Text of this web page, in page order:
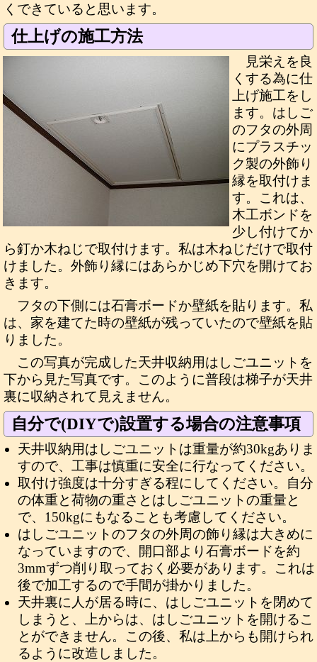
くできていると思います。
仕上げの施工方法
見栄えを良
くする為に仕
上げ施工をし
ます。はしご
のフタの外周
にプラスチッ
ク製の外飾り
縁を取付けま
す。これは、
木工ボンドを
少し付けてか
ら釘か木ねじで取付けます。私は木ねじだけで取付
けました。外飾り縁にはあらかじめ下穴を開けてお
きます。
フタの下側には石膏ボードか壁紙を貼ります。私
は、家を建てた時の壁紙が残っていたので壁紙を貼
りました。
この写真が完成した天井収納用はしごユニットを
下から見た写真です。このように普段は梯子が天井
裏に収納されて見えません。
自分で(DIYで)設置する場合の注意事項
天井収納用はしごユニットは重量が約30kgありま
すので、工事は慎重に安全に行なってください。
取付け強度は十分すぎる程にしてください。自分
の体重と荷物の重さとはしごユニットの重量と
で、150kgにもなることも考慮してください。
はしごユニットのフタの外周の飾り縁は大きめに
なっていますので、開口部より石膏ボードを約
3mmずつ削り取っておく必要があります。これは
後で加工するので手間が掛かりました。
天井裏に人が居る時に、はしごユニットを閉めて
しまうと、上からは、はしごユニットを開けるこ
とができません。この後、私は上からも開けられ
るように改造しました。